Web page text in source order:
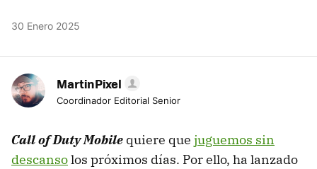
30 Enero 2025
MartinPixel
Coordinador Editorial Senior
Call of Duty Mobile quiere que juguemos sin
descansolos próximos días. Por ello, ha lanzado